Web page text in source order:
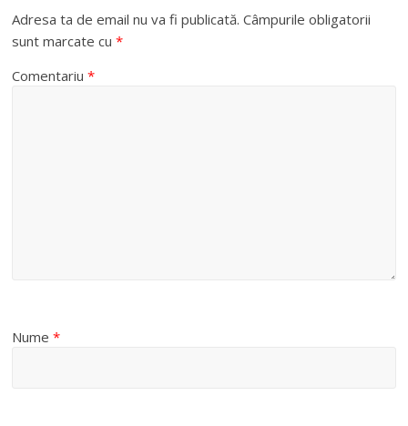
Adresa ta de email nu va fi publicată. Câmpurile obligatorii
sunt marcate cu*
Comentariu*
Nume*